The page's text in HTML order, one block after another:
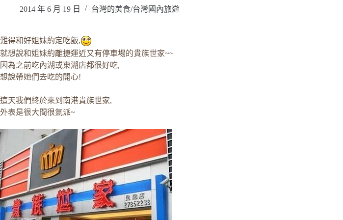
2014 年 6 月 19 日 台灣的美食/台灣國內旅遊
難得和好姐妹約定吃飯,
就想說和姐妹約離捷運近又有停車場的貴族世家~~
因為之前吃內湖或東湖店都很好吃,
想說帶她們去吃的開心!
這天我們終於來到南港貴族世家,
外表是很大間很氣派~